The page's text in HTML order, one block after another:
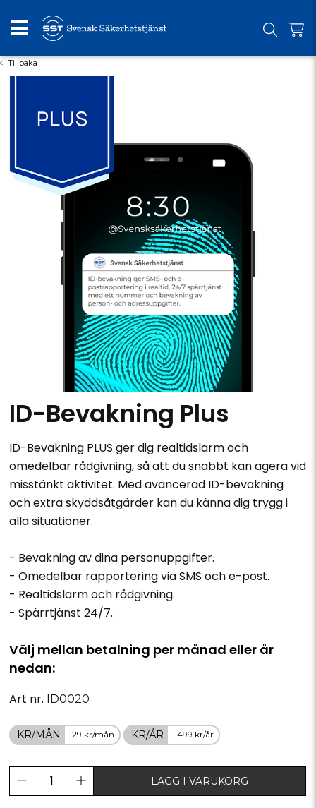
Tillbaka
ID-Bevakning Plus
ID-Bevakning PLUS ger dig realtidslarm och
omedelbar rådgivning, så att du snabbt kan agera vid
misstänkt aktivitet. Med avancerad ID-bevakning
och extra skyddsåtgärder kan du känna dig trygg i
alla situationer.
- Bevakning av dina personuppgifter.
- Omedelbar rapportering via SMS och e-post.
- Realtidslarm och rådgivning.
- Spärrtjänst 24/7.
Välj mellan betalning per månad eller år
nedan:
Art nr. ID0020
KR/MÅN 129 kr/mån KR/ÅR 1 499 kr/år
LÄGG I VARUKORG